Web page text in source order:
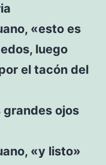
«esto es
luego
el tacón del
grandes ojos
«y listo»